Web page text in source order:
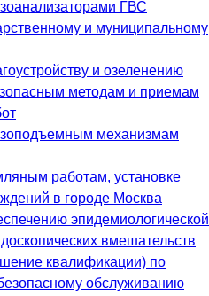
ГВС
и муниципальному
и озеленению
методам и приемам
механизмам
работам, установке
в городе Москва
эпидемиологической
вмешательств
квалификации) по
обслуживанию